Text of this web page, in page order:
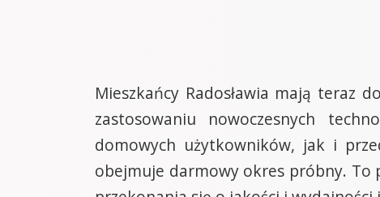
Mieszkańcy Radosławia mają teraz
zastosowaniu nowoczesnych
domowych użytkowników, jak i
obejmuje darmowy okres próbny. To